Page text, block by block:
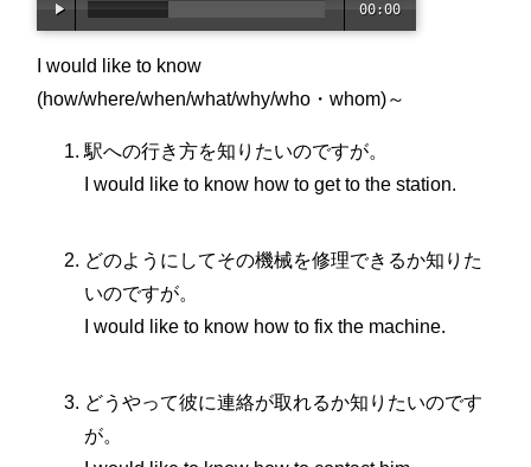
00:00
1
I would like to know
(how/where/when/what/why/who・whom)～
駅への行き方を知りたいのですが。
I would like to know how to get to the station.
どのようにしてその機械を修理できるか知りた
いのですが。
I would like to know how to fix the machine.
どうやって彼に連絡が取れるか知りたいのです
が。